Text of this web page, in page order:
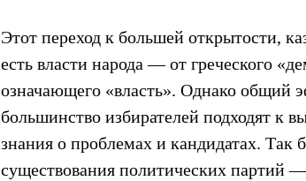
Этот переход к большей открытости,
есть власти народа — от греческого
означающего «власть». Однако общий
большинство избирателей подходят к
знания о проблемах и кандидатах. Так
существования политических партий